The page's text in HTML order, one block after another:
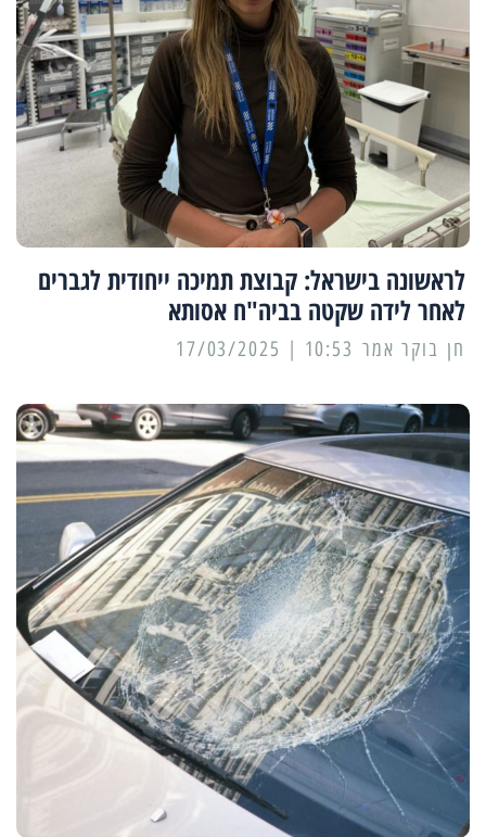
לראשונה בישראל: קבוצת תמיכה ייחודית לגברים
לאחר לידה שקטה בביה"ח אסותא
10:53 | 17/03/2025